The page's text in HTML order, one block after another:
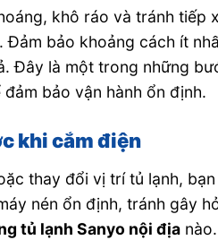
khô ráo và tránh tiếp
Đảm bảo khoảng cách ít
Đây là một trong những
đảm bảo vận hành ổn định.
khi cắm điện
thay đổi vị trí tủ lạnh,
nén ổn định, tránh gây
tủ lạnh Sanyo nội địa nào.